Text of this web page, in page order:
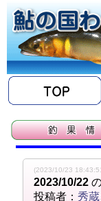
(2023/10/23
2023/10/22
投稿者： 秀蔵